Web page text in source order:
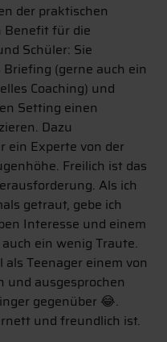
der praktischen
Benefit für die
Schüler: Sie
(gerne auch ein
Coaching) und
Setting einen
Dazu
ein Experte von der
Freilich ist das
Als ich
getraut, gebe ich
Interesse und einem
ein wenig Traute.
Teenager einem von
und ausgesprochen
gegenüber 😂.
und freundlich ist.